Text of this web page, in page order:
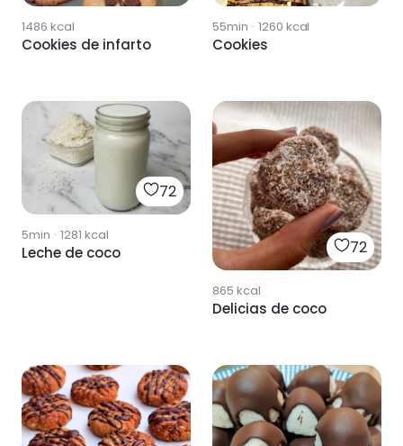
1486 kcal
Cookies de infarto
55min · 1260 kcal
Cookies
72
5min · 1281 kcal
Leche de coco 72
865 kcal
Delicias de coco